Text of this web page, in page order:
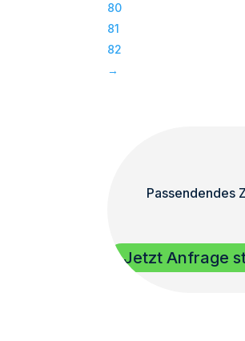
|
TOP
Menge
80
81
82
→
Passendendes
Jetzt Anfrage